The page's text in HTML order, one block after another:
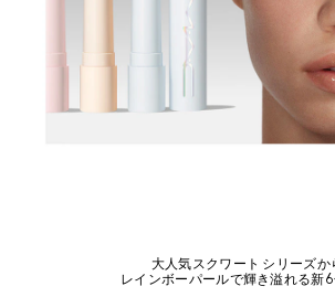
大人気スクワート シリーズか
レインボーパールで輝き溢れる新